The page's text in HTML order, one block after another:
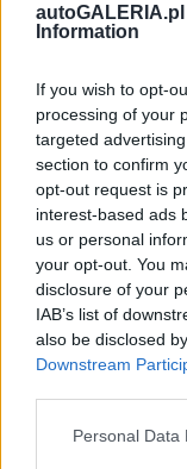
autoGALERIA.pl
Information
If you wish to opt-
processing of your
targeted
section to confirm
opt-out request is
interest-based ads
us or personal
your opt-out. You
disclosure of your
IAB’s list of
also be disclosed
Downstream
Please note that
Personal Data